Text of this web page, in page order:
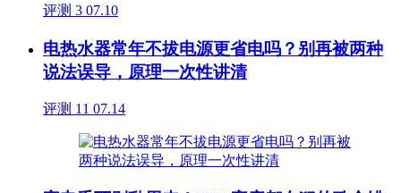
评测 3 07.10
电热水器常年不拔电源更省电吗？别再被两种
说法误导，原理一次性讲清
评测 11 07.14